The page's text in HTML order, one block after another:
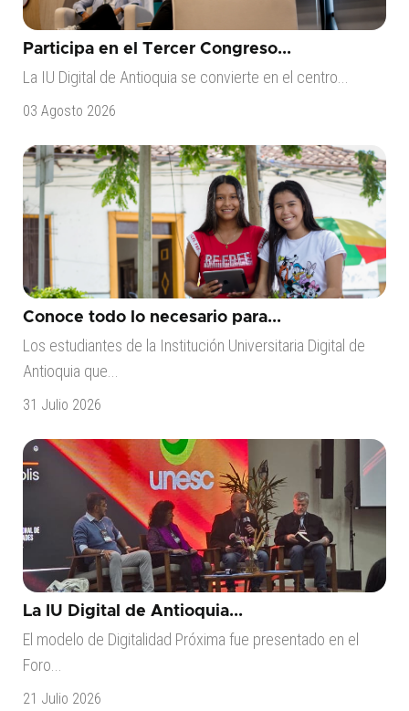
Participa en el Tercer Congreso...
La IU Digital de Antioquia se convierte en el centro...
03 Agosto 2026
Conoce todo lo necesario para...
Los estudiantes de la Institución Universitaria Digital de
Antioquia que...
31 Julio 2026
La IU Digital de Antioquia...
El modelo de Digitalidad Próxima fue presentado en el
Foro...
21 Julio 2026